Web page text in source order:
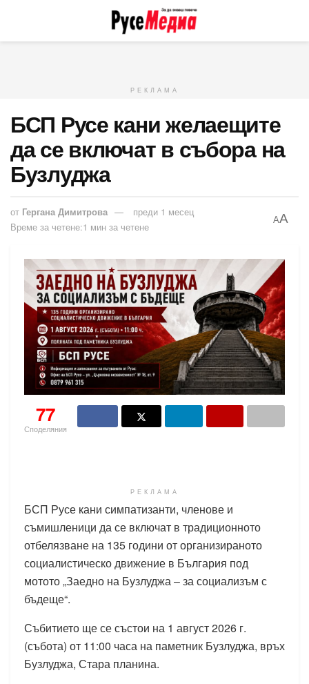
РЕКЛАМА
БСП Русе кани желаещите
да се включат в събора на
Бузлуджа
от Гергана Димитрова
преди 1 месец
Време за четене:1 мин за четене
AA
77
Споделяния
РЕКЛАМА
БСП Русе кани симпатизанти, членове и
съмишленици да се включат в традиционното
отбелязване на 135 години от организираното
социалистическо движение в България под
мотото „Заедно на Бузлуджа – за социализъм с
бъдеще“.
Събитието ще се състои на 1 август 2026 г.
(събота) от 11:00 часа на паметник Бузлуджа, връх
Бузлуджа, Стара планина.